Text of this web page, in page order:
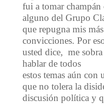
fui a tomar champán
alguno del Grupo
que repugna mis
convicciones. Por
usted dice, me
hablar de todos
estos temas aún con
que no tolera la
discusión política y